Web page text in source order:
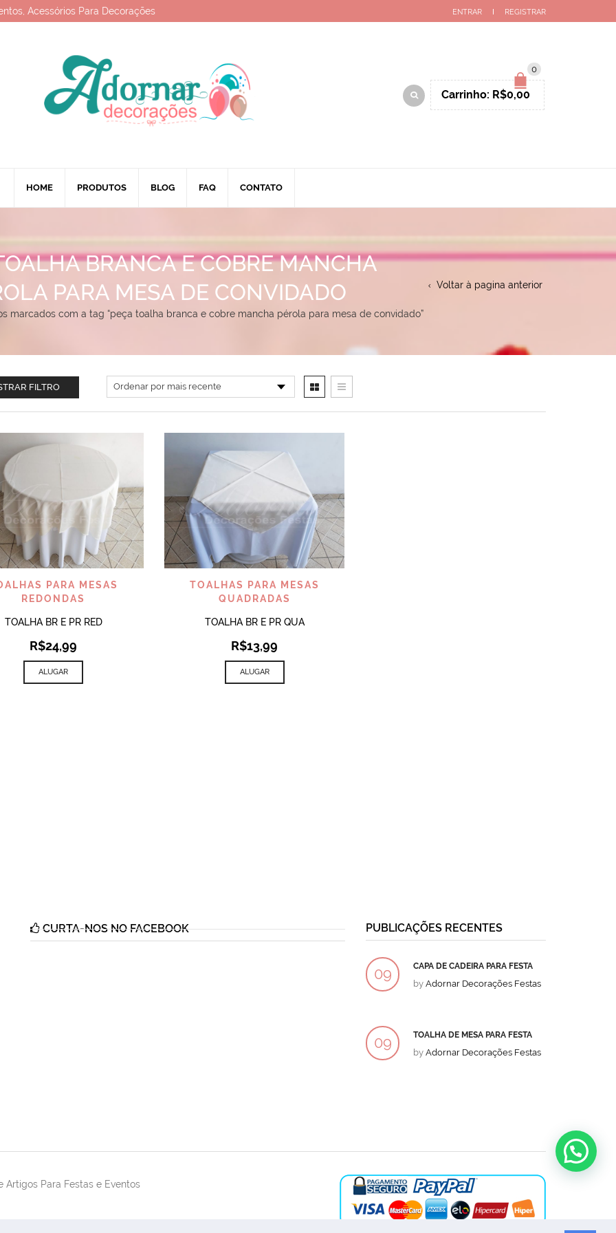
Acessórios Para Decorações ENTRAR REGISTRAR
0
Carrinho: R$0,00
HOME PRODUTOS BLOG FAQ CONTATO
BRANCA E COBRE MANCHA
PARA MESA DE CONVIDADO
marcados com a tag “peça toalha branca e cobre mancha pérola para mesa de convidado”
Voltar à pagina anterior
FILTRO
VISUALIZAR
PARA MESAS
REDONDAS
TOALHA BR E PR RED
R$24,99
ALUGAR
VISUALIZAR
TOALHAS PARA MESAS
QUADRADAS
TOALHA BR E PR QUA
R$13,99
ALUGAR
CURTA-NOS NO FACEBOOK PUBLICAÇÕES RECENTES
09 CAPA DE CADEIRA PARA FESTA
byAdornar Decorações Festas
09 TOALHA DE MESA PARA FESTA
byAdornar Decorações Festas
Artigos Para Festas e Eventos